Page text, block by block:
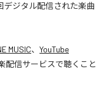
デジタル配信された楽曲
MUSIC、 YouTube
配信サービスで聴くこと